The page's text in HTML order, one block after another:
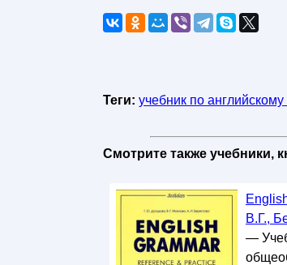
Теги: учебник по английскому
Смотрите также учебники,
В.Г.,
—